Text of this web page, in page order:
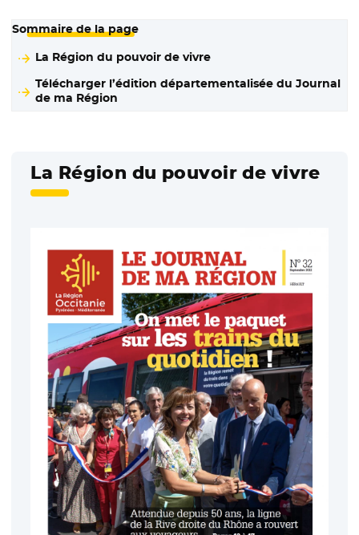
Sommaire de la page
La Région du pouvoir de vivre
Télécharger l’édition départementalisée du Journal
de ma Région
La Région du pouvoir de vivre